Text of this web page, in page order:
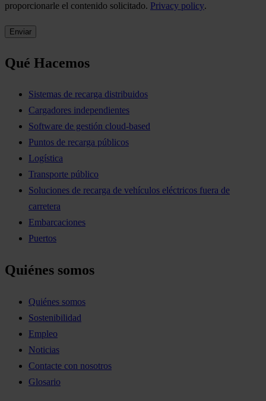
proporcionarle el contenido solicitado. Privacy policy.
Qué Hacemos
Sistemas de recarga distribuidos
Cargadores independientes
Software de gestión cloud-based
Puntos de recarga públicos
Logística
Transporte público
Soluciones de recarga de vehículos eléctricos fuera de
carretera
Embarcaciones
Puertos
Quiénes somos
Quiénes somos
Sostenibilidad
Empleo
Noticias
Contacte con nosotros
Glosario